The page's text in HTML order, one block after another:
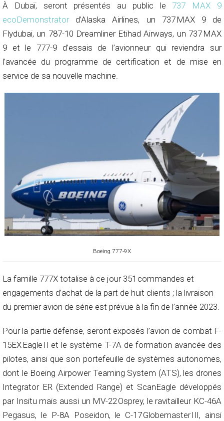
À Dubaï, seront présentés au public le 737 MAX 9
ecoDemonstratord’Alaska Airlines, un 737 MAX 9 de
Flydubai, un 787-10 Dreamliner Etihad Airways, un 737 MAX
9 et le 777-9 d’essais de l’avionneur qui reviendra sur
l’avancée du programme de certification et de mise en
service de sa nouvelle machine.
Boeing 777-9X
La famille 777X totalise à ce jour 351 commandes et
engagements d’achat de la part de huit clients ; la livraison
du premier avion de série est prévue à la fin de l’année 2023.
Pour la partie défense, seront exposés l’avion de combat F-
15EX Eagle II et le système T-7A de formation avancée des
pilotes, ainsi que son portefeuille de systèmes autonomes,
dont le Boeing Airpower Teaming System (ATS), les drones
Integrator ER (Extended Range) et ScanEagle développés
par Insitu mais aussi un MV-22 Osprey, le ravitailleur KC-46A
Pegasus, le P-8A Poseidon, le C-17 Globemaster III, ainsi